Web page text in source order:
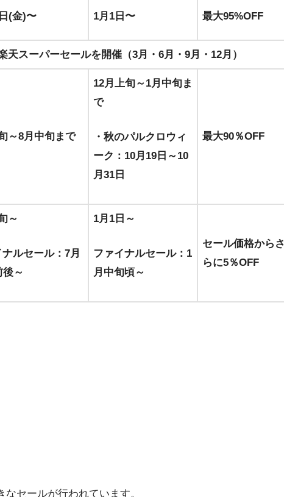
(金)〜 1月1日〜 最大95%OFF
天スーパーセールを開催（3月・6月・9月・12月）
～8月中旬まで
12月上旬～1月中旬ま
で
・秋のパルクロウィ
ーク：10月19日～10
月31日
最大90％OFF
～
ルセール：7月
～
1月1日～
ファイナルセール：1
月中旬頃～
セール価格からさ
らに5％OFF
セールが行われています。